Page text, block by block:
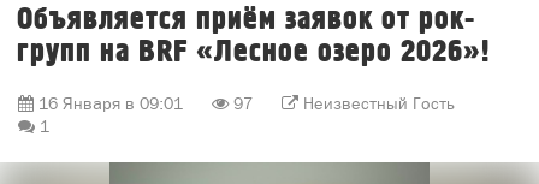
Объявляется приём заявок от рок-
групп на BRF «Лесное озеро 2026»!
16 Января в 09:01 97
Неизвестный Гость
1